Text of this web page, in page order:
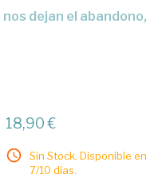
18,90 €
Sin Stock. Disponible en
7/10 días.